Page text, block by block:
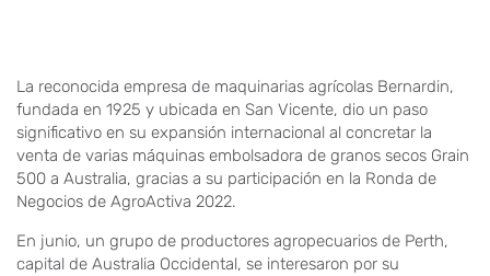
La reconocida empresa de maquinarias agrícolas Bernardin,
fundada en 1925 y ubicada en San Vicente, dio un paso
significativo en su expansión internacional al concretar la
venta de varias máquinas embolsadora de granos secos Grain
500 a Australia, gracias a su participación en la Ronda de
Negocios de AgroActiva 2022.
En junio, un grupo de productores agropecuarios de Perth,
capital de Australia Occidental, se interesaron por su